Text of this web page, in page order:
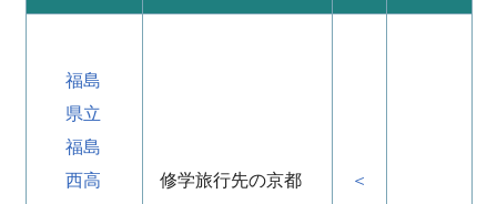
福島
県立
福島
西高
修学旅行先の京都
＜